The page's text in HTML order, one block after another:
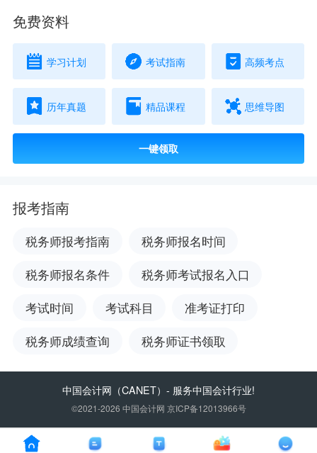
免费资料
学习计划 考试指南 高频考点
历年真题 精品课程 思维导图
一键领取
报考指南
税务师报考指南
税务师报名时间
税务师报名条件
税务师考试报名入口
考试时间
考试科目
准考证打印
税务师成绩查询
税务师证书领取
中国会计网 （CANET）- 服务中国会计行业!
©2021-2026 中国会计网 京ICP备12013966号